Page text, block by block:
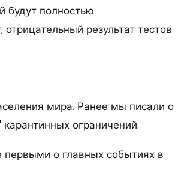
будут полностью
результат тестов
мира. Ранее мы писали о
ограничений.
о главных событиях в